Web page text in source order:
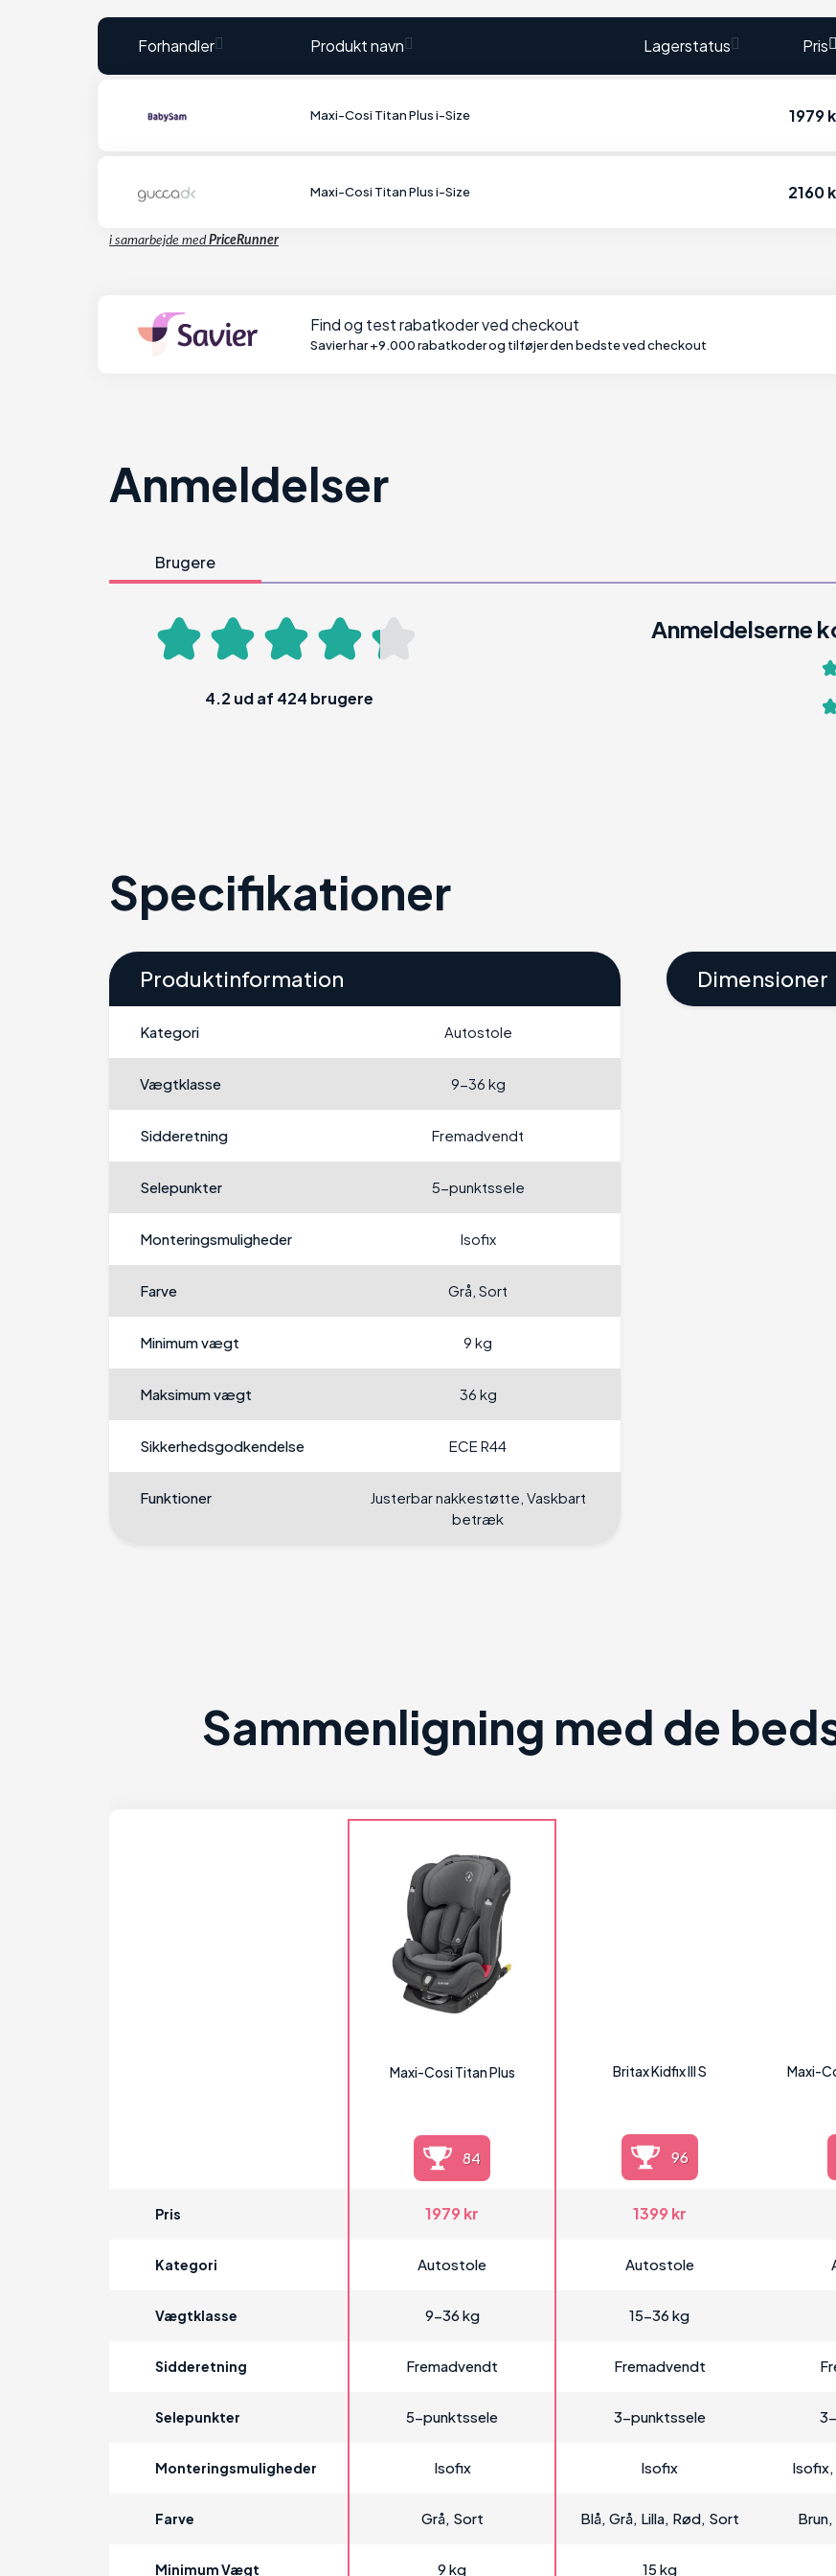
Forhandler Produkt navn Lagerstatus Pris
Maxi-Cosi Titan Plus i-Size 1979
Maxi-Cosi Titan Plus i-Size 2160
i samarbejde med PriceRunner
Find og test rabatkoder ved checkout
Savier har +9.000 rabatkoder og tilføjer den bedste ved checkout
Anmeldelser
Brugere
4.2 ud af 424 brugere
Anmeldelserne
Specifikationer
Produktinformation
Kategori Autostole
Vægtklasse 9-36 kg
Sidderetning Fremadvendt
Selepunkter 5-punktssele
Monteringsmuligheder Isofix
Farve Grå, Sort
Minimum vægt 9 kg
Maksimum vægt 36 kg
Sikkerhedsgodkendelse ECE R44
Funktioner
Justerbar nakkestøtte, Vaskbart
betræk
Dimensioner
Sammenligning med de
Maxi-Cosi Titan Plus
84
Britax Kidfix III S
96
Maxi-
Pris 1979 kr 1399 kr
Kategori Autostole Autostole
Vægtklasse 9-36 kg 15-36 kg
Sidderetning Fremadvendt Fremadvendt
Selepunkter 5-punktssele 3-punktssele
Monteringsmuligheder Isofix Isofix
Farve Grå, Sort Blå, Grå, Lilla, Rød, Sort
Minimum Vægt 9 kg 15 kg